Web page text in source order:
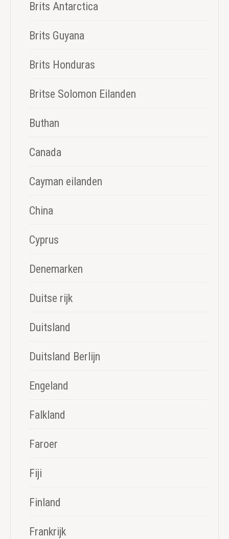
Brits Antarctica
Brits Guyana
Brits Honduras
Britse Solomon Eilanden
Buthan
Canada
Cayman eilanden
China
Cyprus
Denemarken
Duitse rijk
Duitsland
Duitsland Berlijn
Engeland
Falkland
Faroer
Fiji
Finland
Frankrijk